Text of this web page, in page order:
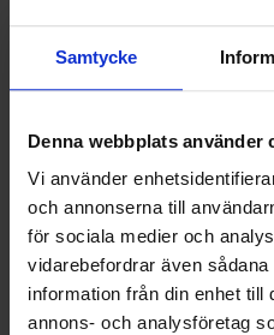
Samtycke
Denna webbplats använder
Vi använder
och annonserna till
för sociala medier och
vidarebefordrar även
information från din enhet till
annons- och analysföretag
OHLSSONSKOLLEGOR
RENHÅLLNING
SAMARBETEN
VELLINGE